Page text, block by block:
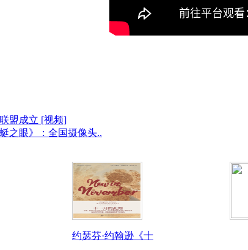
盟成立 [视频]
之眼》：全国摄像头..
约瑟芬·约翰逊《十